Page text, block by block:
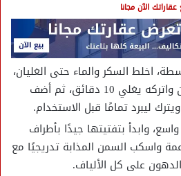
عقاراتك الآن مجانا
اخلط السكر والماء حتى الغليان،
ثم أضف عصير الليمون واتركه يغلي 10 دقائق، ثم أضف
ويترك ليبرد تمامًا قبل الاستخدام.
وابدأ بتفتيتها جيدًا بأطراف
واسكب السمن المذابة تدريجيًا مع
على كل الألياف.